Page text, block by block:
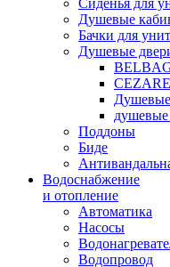
Сиденья для
Душевые
Бачки для
Душевые
душевые
Поддоны
Биде
Водоснабжение
и отопление
Автоматика
Насосы
Водопровод